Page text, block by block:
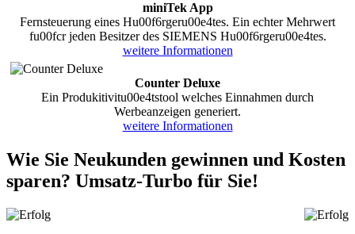
miniTek App
Fernsteuerung eines Hu00f6rgeru00e4tes. Ein echter Mehrwert
fu00fcr jeden Besitzer des SIEMENS Hu00f6rgeru00e4tes.
weitere Informationen
Counter Deluxe
Ein Produkitivitu00e4tstool welches Einnahmen durch
Werbeanzeigen generiert.
weitere Informationen
Wie Sie Neukunden gewinnen und Kosten
sparen? Umsatz-Turbo für Sie!